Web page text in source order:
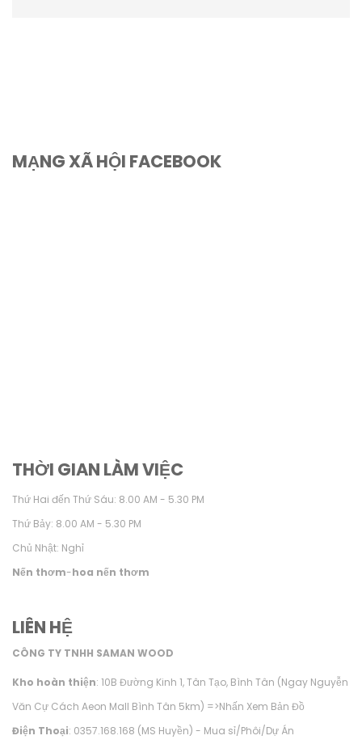
MẠNG XÃ HỘI FACEBOOK
THỜI GIAN LÀM VIỆC
Thứ Hai đến Thứ Sáu: 8.00 AM - 5.30 PM
Thứ Bảy: 8.00 AM - 5.30 PM
Chủ Nhật: Nghỉ
Nến thơm-hoa nến thơm
LIÊN HỆ
CÔNG TY TNHH SAMAN WOOD
Kho hoàn thiện: 10B Đường Kinh 1, Tân Tạo, Bình Tân (Ngay Nguyễn
Văn Cự Cách Aeon Mall Bình Tân 5km) =>Nhấn Xem Bản Đồ
Điện Thoại: 0357.168.168 (MS Huyền) - Mua sỉ/Phôi/Dự Án